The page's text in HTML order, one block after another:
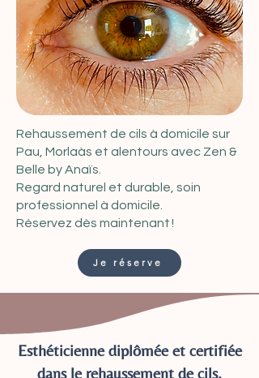
Rehaussement de cils à domicile sur
Pau, Morlaàs et alentours avec Zen &
Belle by Anaïs.
Regard naturel et durable, soin
professionnel à domicile.
Réservez dès maintenant !
Je réserve
Esthéticienne diplômée et certifiée
dans le rehaussement de cils.